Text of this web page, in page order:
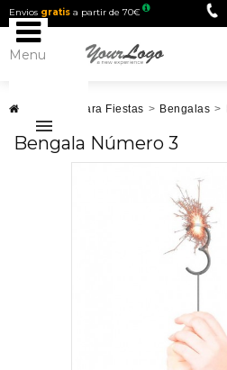
Envios gratis a partir de 70€
Menu
Artículos para Fiestas > Bengalas >
Bengala Número 3